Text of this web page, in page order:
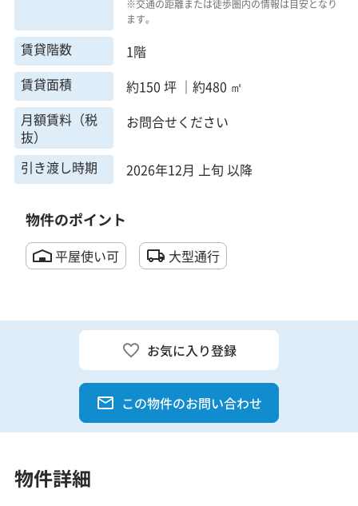
※交通の距離または徒歩圏内の情報は目安となり
ます。
賃貸階数
1階
賃貸面積
約150 坪 ｜約480 ㎡
月額賃料（税
抜）
お問合せください
引き渡し時期 2026年12月 上旬 以降
物件のポイント
平屋使い可 大型通行
お気に入り登録
この物件のお問い合わせ
物件詳細